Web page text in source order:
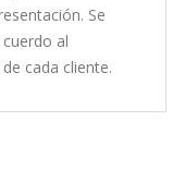
Se
al
cada cliente.